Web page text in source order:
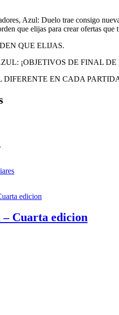
Azul: Duelo trae consigo
que elijas para crear ofertas
QUE ELIJAS.
¡OBJETIVOS DE FINAL
DIFERENTE EN CADA
Cuarta edicion